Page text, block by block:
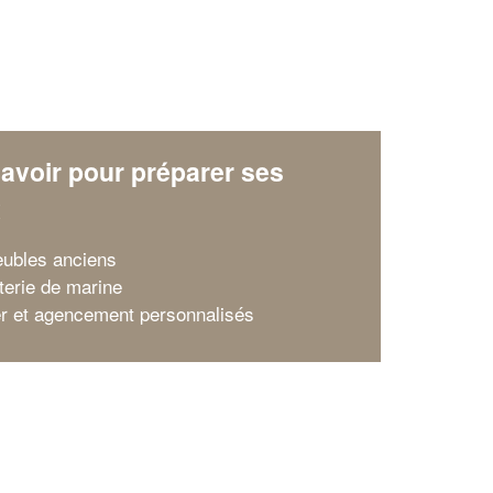
pour préparer ses
anciens
de marine
et agencement personnalisés